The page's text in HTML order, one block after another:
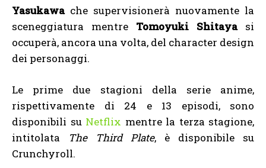
Yasukawache supervisionerà nuovamente la
sceneggiatura mentre Tomoyuki Shitayasi
occuperà, ancora una volta, del character design
dei personaggi.
Le prime due stagioni della serie anime,
rispettivamente di 24 e 13 episodi, sono
disponibili su Netflix mentre la terza stagione,
intitolata
The Third Plate, è disponibile su
Crunchyroll.